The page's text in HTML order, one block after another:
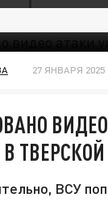
27 ЯНВАРЯ 2025
ВСУ